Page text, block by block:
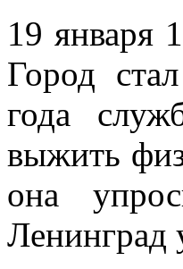
19 января
Город
года
выжить
она
Ленинград